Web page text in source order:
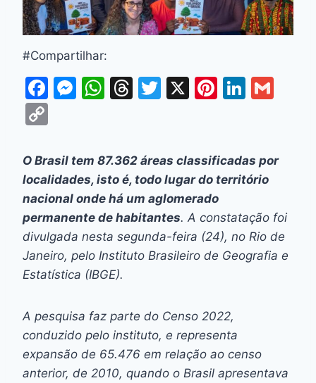
#Compartilhar:
F
e
b
o
o
k
M
s
e
n
g
er
W
s
A
p
p
T
a
d
s
T
er
X
Pi
e
st
Li
e
dI
l
p
y
Li
n
k
O Brasil tem 87.362 áreas classificadas por
localidades, isto é, todo lugar do território
nacional onde há um aglomerado
permanente de habitantes. A constatação foi
divulgada nesta segunda-feira (24), no Rio de
Janeiro, pelo Instituto Brasileiro de Geografia e
Estatística (IBGE).
A pesquisa faz parte do Censo 2022,
conduzido pelo instituto, e representa
expansão de 65.476 em relação ao censo
anterior, de 2010, quando o Brasil apresentava